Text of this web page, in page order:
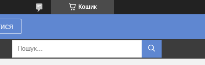
Кошик